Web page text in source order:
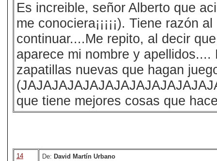
Es increible, señor Alberto que
me conociera¡¡¡¡¡). Tiene razón
continuar....Me repito, al decir
aparece mi nombre y
zapatillas nuevas que hagan
que tiene mejores cosas que
14 De: David Martín Urbano